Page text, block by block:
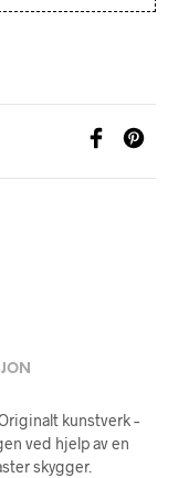
kunstverk –
ved hjelp av en
skygger.